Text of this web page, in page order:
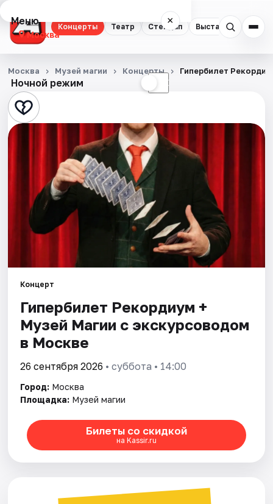
Концерты Театр Стендап Выставки
Меню ×
Москва
Концерты
Театр
Стендап
Экскурсии
Спорт
Города
Площадки
Артисты
Рейтинги
Ночной режим ☾
Москва Музей магии Концерты Гипербилет
Концерт
Гипербилет Рекордиум +
Музей Магии с экскурсоводом
в Москве
26 сентября 2026 • суббота • 14:00
Город: Москва
Площадка: Музей магии
Билеты со скидкой
на Kassir.ru